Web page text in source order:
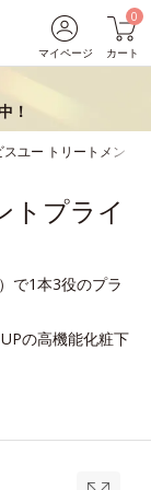
マイページ
0
カート
！
スユー トリートメント
トプライ
で1本3役のプラ
の高機能化粧下